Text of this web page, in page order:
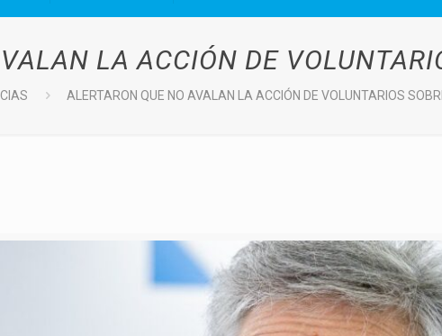
LA ACCIÓN DE
ALERTARON QUE NO AVALAN LA ACCIÓN DE VOLUNTARIOS